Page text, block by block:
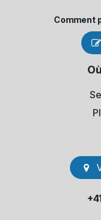
Comment